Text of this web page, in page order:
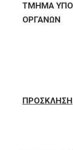
ΤΜΗΜΑ
ΟΡΓΑΝΩΝ
ΠΡΟΣΚΛΗΣΗ